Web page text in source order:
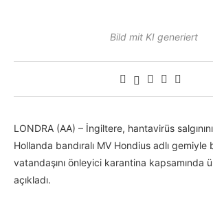
Bild mit KI generiert
LONDRA (AA) – İngiltere, hantavirüs
Hollanda bandıralı MV Hondius adlı gemiyle
vatandaşını önleyici karantina kapsamında
açıkladı.